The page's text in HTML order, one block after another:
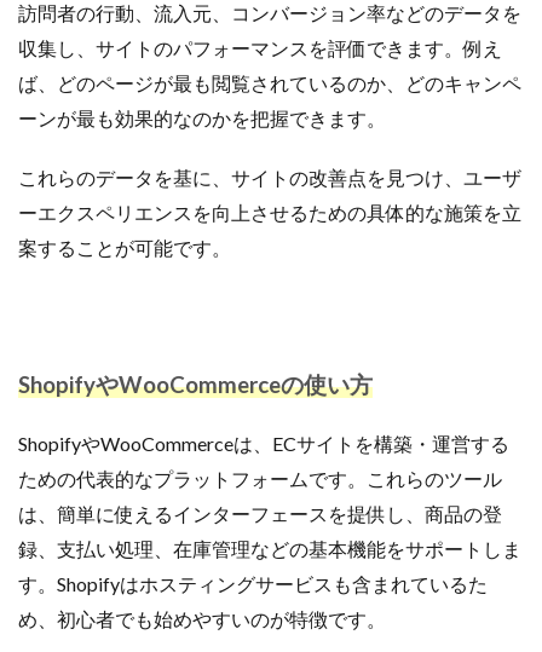
訪問者の行動、流入元、コンバージョン率などのデータを
収集し、サイトのパフォーマンスを評価できます。例え
ば、どのページが最も閲覧されているのか、どのキャンペ
ーンが最も効果的なのかを把握できます。
これらのデータを基に、サイトの改善点を見つけ、ユーザ
ーエクスペリエンスを向上させるための具体的な施策を立
案することが可能です。
ShopifyやWooCommerceの使い方
ShopifyやWooCommerceは、ECサイトを構築・運営する
ための代表的なプラットフォームです。これらのツール
は、簡単に使えるインターフェースを提供し、商品の登
録、支払い処理、在庫管理などの基本機能をサポートしま
す。Shopifyはホスティングサービスも含まれているた
め、初心者でも始めやすいのが特徴です。